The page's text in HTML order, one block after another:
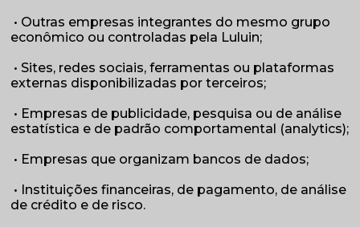
• Outras empresas integrantes do mesmo grupo
econômico ou controladas pela Luluin;
• Sites, redes sociais, ferramentas ou plataformas
externas disponibilizadas por terceiros;
• Empresas de publicidade, pesquisa ou de análise
estatística e de padrão comportamental (analytics);
• Empresas que organizam bancos de dados;
• Instituições financeiras, de pagamento, de análise
de crédito e de risco.